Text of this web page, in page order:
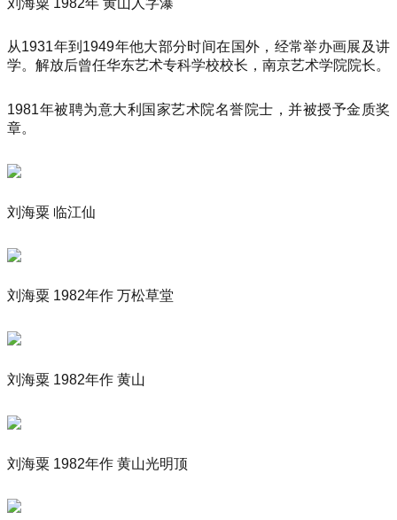
从1931年到1949年他大部分时间在国外，经常举办画展及讲
学。解放后曾任华东艺术专科学校校长，南京艺术学院院长。
1981年被聘为意大利国家艺术院名誉院士，并被授予金质奖
章。
刘海粟 临江仙
刘海粟 1982年作 万松草堂
刘海粟 1982年作 黄山
刘海粟 1982年作 黄山光明顶